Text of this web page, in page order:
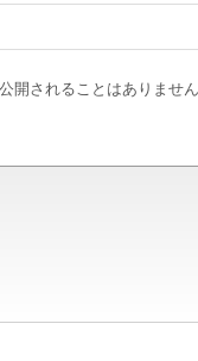
開されることはありません